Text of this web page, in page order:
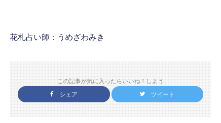
花札占い師：うめざわみき
この記事が気に入ったらいいね！しよう
シェア
ツイート